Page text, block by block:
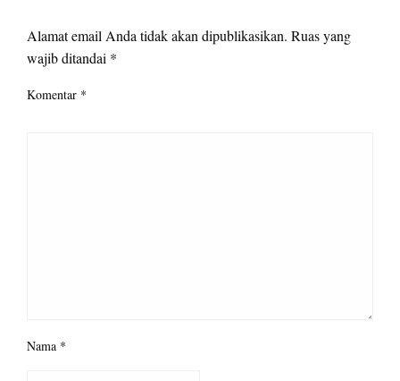
Alamat email Anda tidak akan dipublikasikan. Ruas yang
wajib ditandai *
Komentar *
Nama *